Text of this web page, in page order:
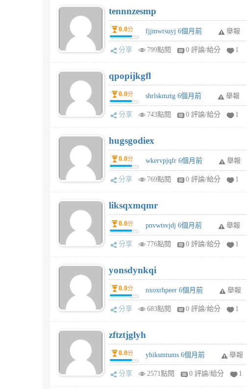
tennnzesmp
0.0分 fjjmwrsuyj 6個月前 舉報
分享 799點閱 0 評論/給分 1
qpopijkgfl
0.0分 shrlskmztg 6個月前 舉報
分享 743點閱 0 評論/給分 1
hugsgodiex
0.0分 wkervpjqfr 6個月前 舉報
分享 769點閱 0 評論/給分 1
liksqxmqmr
0.0分 pnvwtsvjdj 6個月前 舉報
分享 776點閱 0 評論/給分 1
yonsdynkqi
0.0分 nxoxrhpeer 6個月前 舉報
分享 683點閱 0 評論/給分 1
zftztjglyh
0.0分 yhiksmtums 6個月前 舉報
分享 2571點閱 0 評論/給分 1